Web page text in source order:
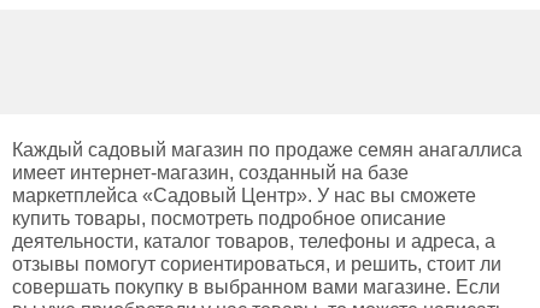
Каждый садовый магазин по продаже семян анагаллиса
имеет интернет-магазин, созданный на базе
маркетплейса «Садовый Центр». У нас вы сможете
купить товары, посмотреть подробное описание
деятельности, каталог товаров, телефоны и адреса, а
отзывы помогут сориентироваться, и решить, стоит ли
совершать покупку в выбранном вами магазине. Если